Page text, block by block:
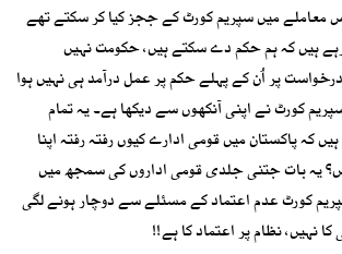
معاملے میں سپریم کورٹ کے ججز کیا کر سکتے تھے
ہیں کہ ہم حکم دے سکتے ہیں، حکومت نہیں
پر اُن کے پہلے حکم پر عمل درآمد ہی نہیں ہوا
کورٹ نے اپنی آنکھوں سے دیکھا ہے۔ یہ تمام
کہ پاکستان میں قومی ادارے کیوں رفتہ رفتہ اپنا
یہ بات جتنی جلدی قومی اداروں کی سمجھ میں
کورٹ عدم اعتماد کے مسئلے سے دوچار ہونے لگی
نہیں، نظام پر اعتماد کا ہے!!